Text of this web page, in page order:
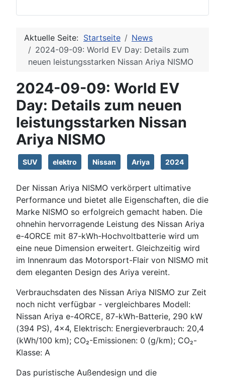
Aktuelle Seite: Startseite
News
2024-09-09: World EV Day: Details zum
neuen leistungsstarken Nissan Ariya NISMO
2024-09-09: World EV
Day: Details zum neuen
leistungsstarken Nissan
Ariya NISMO
SUV elektro Nissan Ariya 2024
Der Nissan Ariya NISMO verkörpert ultimative
Performance und bietet alle Eigenschaften, die die
Marke NISMO so erfolgreich gemacht haben. Die
ohnehin hervorragende Leistung des Nissan Ariya
e-4ORCE mit 87-kWh-Hochvoltbatterie wird um
eine neue Dimension erweitert. Gleichzeitig wird
im Innenraum das Motorsport-Flair von NISMO mit
dem eleganten Design des Ariya vereint.
Verbrauchsdaten des Nissan Ariya NISMO zur Zeit
noch nicht verfügbar - vergleichbares Modell:
Nissan Ariya e-4ORCE, 87-kWh-Batterie, 290 kW
(394 PS), 4x4, Elektrisch: Energieverbrauch: 20,4
(kWh/100 km); CO₂-Emissionen: 0 (g/km); CO₂-
Klasse: A
Das puristische Außendesign und die